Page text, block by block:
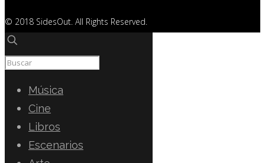
© 2018 SidesOut. All Rights Reserved.
Música
Cine
Libros
Escenarios